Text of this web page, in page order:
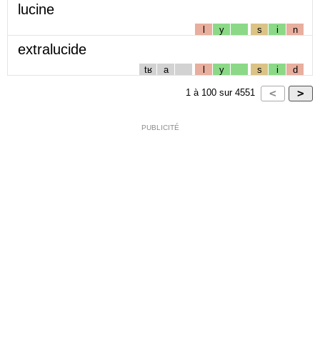
lucine
l y s i n
extralucide
tʁ a l y s i d
1 à 100 sur 4551
PUBLICITÉ